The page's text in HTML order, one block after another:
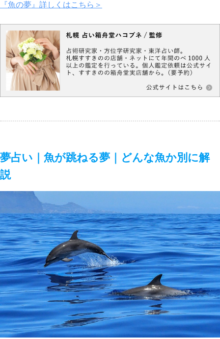
『魚の夢』詳しくはこちら＞
夢占い｜魚が跳ねる夢｜どんな魚か別に解
説